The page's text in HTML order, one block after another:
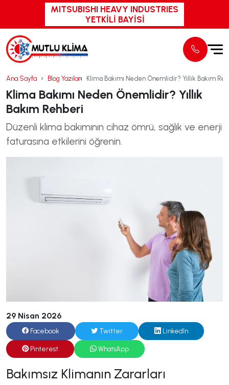
MITSUBISHI HEAVY INDUSTRIES
YETKİLİ BAYİSİ
Ana Sayfa Blog Yazıları Klima Bakımı Neden Önemlidir? Yıllık Bakım
Klima Bakımı Neden Önemlidir? Yıllık
Bakım Rehberi
Düzenli klima bakımının cihaz ömrü, sağlık ve enerji
faturasına etkilerini öğrenin.
29 Nisan 2026
Facebook Twitter LinkedIn
Pinterest WhatsApp
Bakımsız Klimanın Zararları